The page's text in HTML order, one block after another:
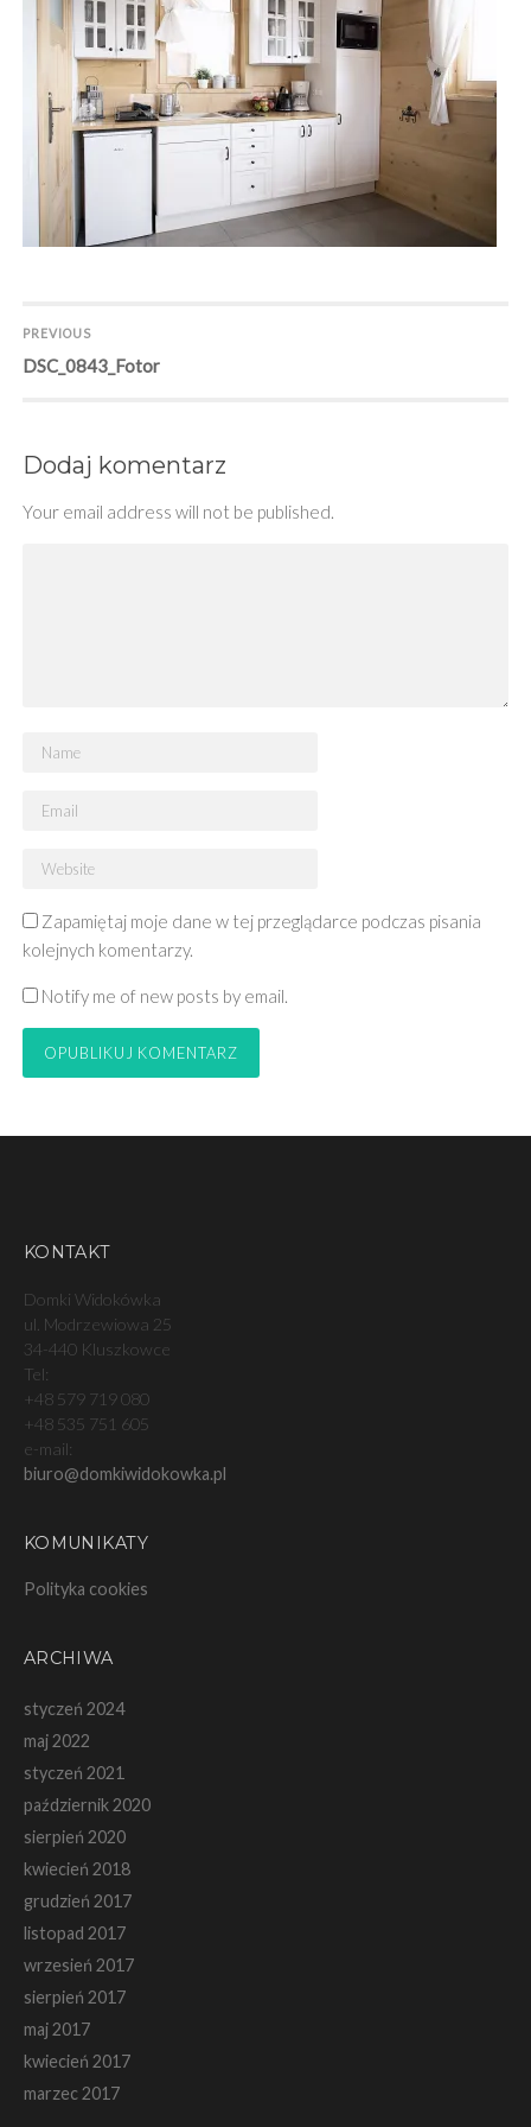
Nawigacja
wpisu
PREVIOUS
Previous
DSC_0843_Fotor
Dodaj komentarz
Your email address will not be published.
Zapamiętaj moje dane w tej przeglądarce podczas pisania
kolejnych komentarzy.
Notify me of new posts by email.
KONTAKT
Domki Widokówka
ul. Modrzewiowa 25
34-440 Kluszkowce
Tel:
+48 579 719 080
+48 535 751 605
e-mail:
biuro@domkiwidokowka.pl
KOMUNIKATY
Polityka cookies
ARCHIWA
styczeń 2024
maj 2022
styczeń 2021
październik 2020
sierpień 2020
kwiecień 2018
grudzień 2017
listopad 2017
wrzesień 2017
sierpień 2017
maj 2017
kwiecień 2017
marzec 2017